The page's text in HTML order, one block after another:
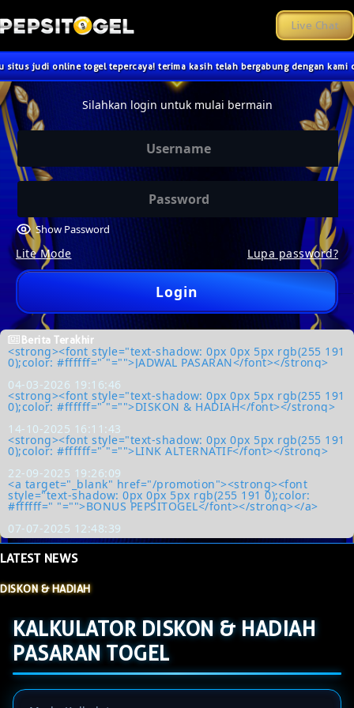
Live Chat
situs judi online togel tepercaya! terima kasih telah bergabung dengan kami
Silahkan login untuk mulai bermain
Show Password
Lite Mode Lupa password?
Login
Berita Terakhir
<strong><font style="text-shadow: 0px 0px 5px rgb(255 191
0);color: #ffffff=" "="">JADWAL PASARAN</font></strong>
04-03-2026 19:16:46
<strong><font style="text-shadow: 0px 0px 5px rgb(255 191
0);color: #ffffff=" "="">DISKON & HADIAH</font></strong>
14-10-2025 16:11:43
<strong><font style="text-shadow: 0px 0px 5px rgb(255 191
0);color: #ffffff=" "="">LINK ALTERNATIF</font></strong>
22-09-2025 19:26:09
<a target="_blank" href="/promotion"><strong><font
style="text-shadow: 0px 0px 5px rgb(255 191 0);color:
#ffffff=" "="">BONUS PEPSITOGEL</font></strong></a>
07-07-2025 12:48:39
LATESTNEWS
DISKON & HADIAH
KALKULATOR DISKON & HADIAH
PASARAN TOGEL